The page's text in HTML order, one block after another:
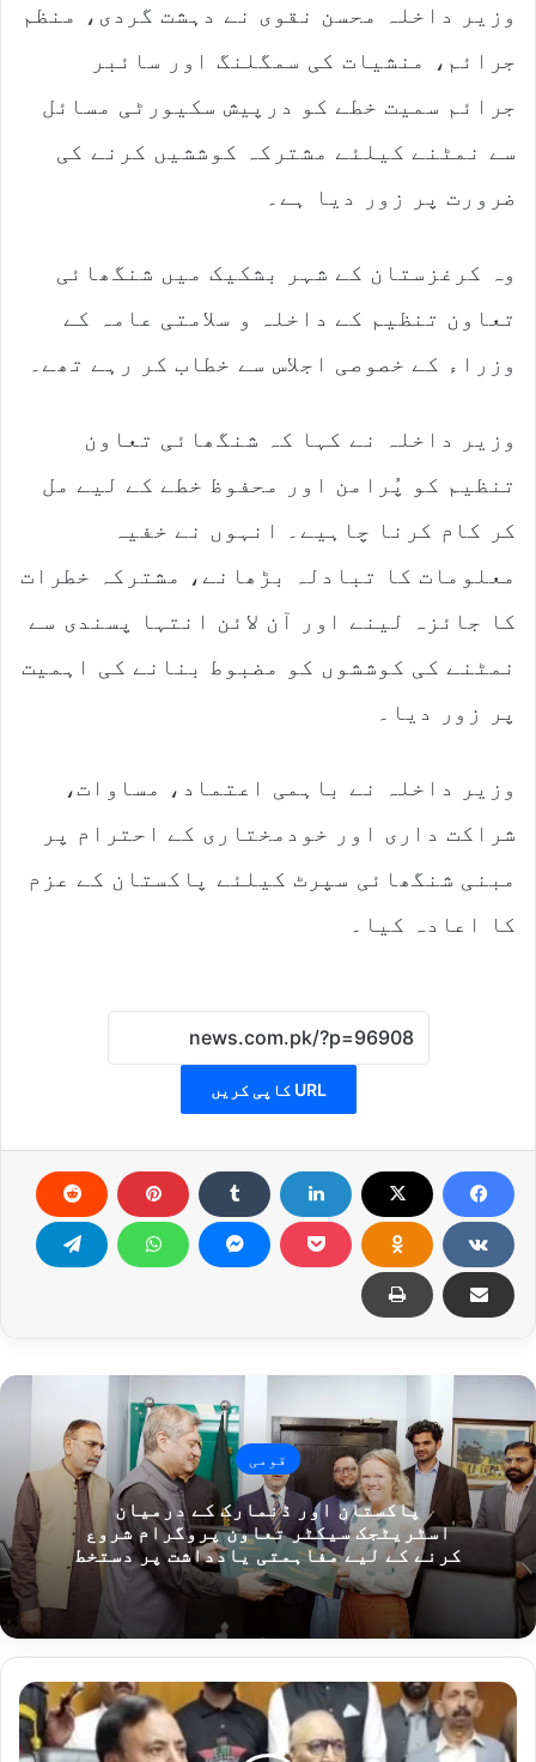
وزیر داخلہ محسن نقوی نے دہشت گردی، منظم
جرائم، منشیات کی سمگلنگ اور سائبر
جرائم سمیت خطے کو درپیش سکیورٹی مسائل
سے نمٹنے کیلئے مشترکہ کوششیں کرنے کی
ضرورت پر زور دیا ہے۔
وہ کرغزستان کے شہر بشکیک میں شنگھائی
تعاون تنظیم کے داخلہ و سلامتی عامہ کے
وزراء کے خصوصی اجلاس سے خطاب کر رہے تھے۔
وزیر داخلہ نے کہا کہ شنگھائی تعاون
تنظیم کو پُرامن اور محفوظ خطے کے لیے مل
کر کام کرنا چاہیے۔ انہوں نے خفیہ
معلومات کا تبادلہ بڑھانے، مشترکہ خطرات
کا جائزہ لینے اور آن لائن انتہا پسندی سے
نمٹنے کی کوششوں کو مضبوط بنانے کی اہمیت
پر زور دیا۔
وزیر داخلہ نے باہمی اعتماد، مساوات،
شراکت داری اور خودمختاری کے احترام پر
مبنی شنگھائی سپرٹ کیلئے پاکستان کے عزم
کا اعادہ کیا۔
URL کاپی کریں
قومی
پاکستان اور ڈنمارک کے درمیان
اسٹریٹجک سیکٹر تعاون پروگرام شروع
کرنے کے لیے مفاہمتی یادداشت پر دستخط
آزاد
جموں
و